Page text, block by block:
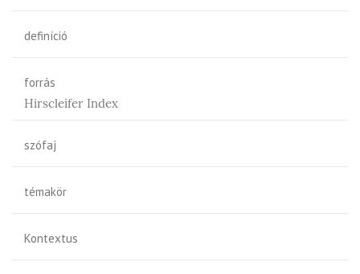
definíció
forrás
Hirscleifer Index
szófaj
témakör
Kontextus